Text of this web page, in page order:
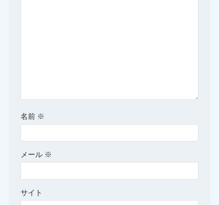
名前 ※
メール ※
サイト